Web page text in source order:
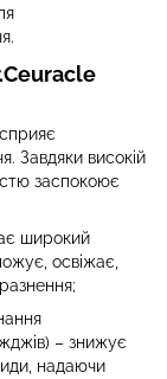
Завдяки високій
заспокоює
широкий
освіжає,
– знижує
надаючи